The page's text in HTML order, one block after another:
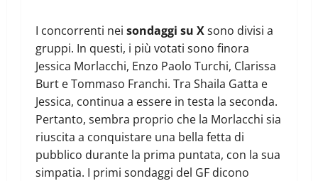
I concorrenti nei sondaggi su Xsono divisi a
gruppi. In questi, i più votati sono finora
Jessica Morlacchi, Enzo Paolo Turchi, Clarissa
Burt e Tommaso Franchi. Tra Shaila Gatta e
Jessica, continua a essere in testa la seconda.
Pertanto, sembra proprio che la Morlacchi sia
riuscita a conquistare una bella fetta di
pubblico durante la prima puntata, con la sua
simpatia. I primi sondaggi del GF dicono